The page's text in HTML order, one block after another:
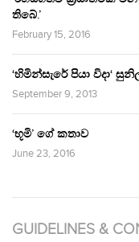
තිබේ.’
February 15, 2016
‘හිමින්සැරේ පියා විදා‘
September 9, 2013
‘භූමි’ ගේ කතාව
June 23, 2016
GUIDELINES &